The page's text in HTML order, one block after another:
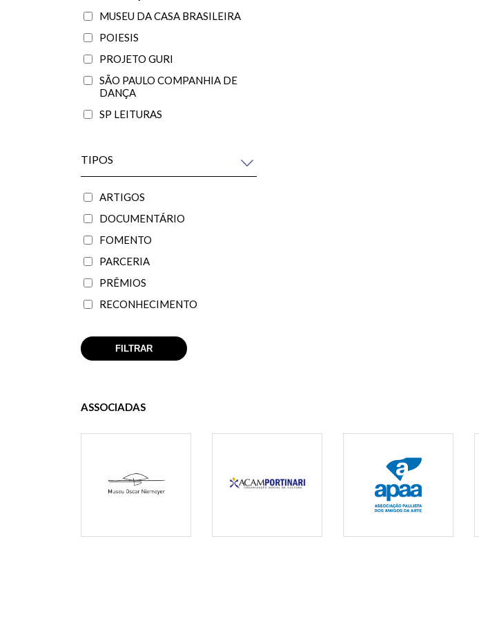
MUSEU DA CASA BRASILEIRA
POIESIS
PROJETO GURI
SÃO PAULO COMPANHIA DE
DANÇA
SP LEITURAS
TIPOS
ARTIGOS
DOCUMENTÁRIO
FOMENTO
PARCERIA
PRÊMIOS
RECONHECIMENTO
ASSOCIADAS